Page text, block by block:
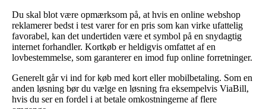
Du skal blot være opmærksom på, at hvis en online webshop
reklamerer bedst i test varer for en pris som kan virke ufattelig
favorabel, kan det undertiden være et symbol på en snydagtig
internet forhandler. Kortkøb er heldigvis omfattet af en
lovbestemmelse, som garanterer en imod fup online forretninger.
Generelt går vi ind for køb med kort eller mobilbetaling. Som en
anden løsning bør du vælge en løsning fra eksempelvis ViaBill,
hvis du ser en fordel i at betale omkostningerne af flere